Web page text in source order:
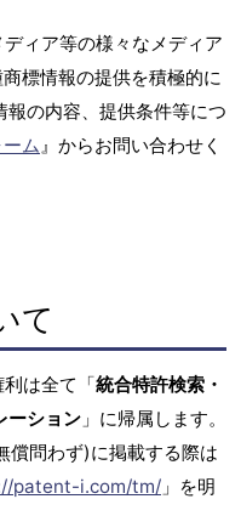
ィア等の様々なメディア
標情報の提供を積極的に
の内容、提供条件等につ
ム 』からお問い合わせく
て
は全て「統合特許検索・
ーション 」に帰属します。
償問わず)に掲載する際は
patent-i.com/tm/ 」を明